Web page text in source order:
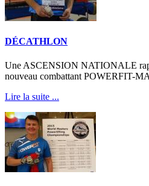
DÉCATHLON
Une ASCENSION NATIONALE
nouveau combattant POWERFIT-
Lire la suite ...